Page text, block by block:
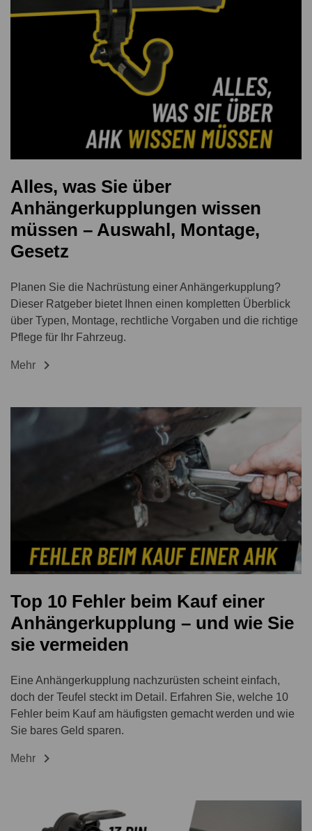
Alles, was Sie über
Anhängerkupplungen wissen
müssen – Auswahl, Montage,
Gesetz
Planen Sie die Nachrüstung einer Anhängerkupplung?
Dieser Ratgeber bietet Ihnen einen kompletten Überblick
über Typen, Montage, rechtliche Vorgaben und die richtige
Pflege für Ihr Fahrzeug.
Mehr 
Top 10 Fehler beim Kauf einer
Anhängerkupplung – und wie Sie
sie vermeiden
Eine Anhängerkupplung nachzurüsten scheint einfach,
doch der Teufel steckt im Detail. Erfahren Sie, welche 10
Fehler beim Kauf am häufigsten gemacht werden und wie
Sie bares Geld sparen.
Mehr 